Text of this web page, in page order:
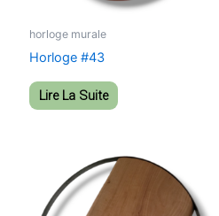
horloge murale
Horloge #43
Lire La Suite